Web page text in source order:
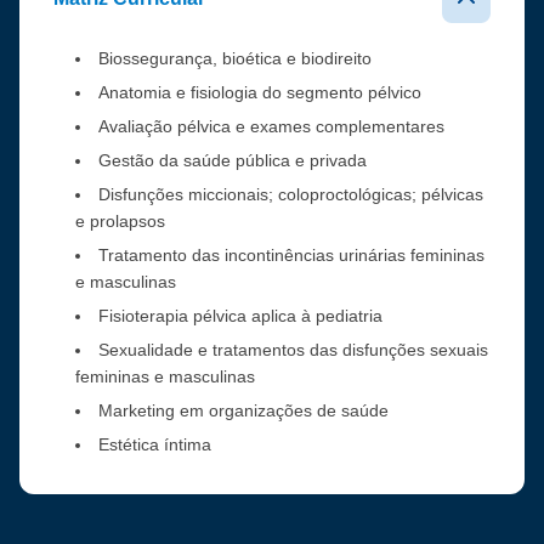
Biossegurança, bioética e biodireito
Anatomia e fisiologia do segmento pélvico
Avaliação pélvica e exames complementares
Gestão da saúde pública e privada
Disfunções miccionais; coloproctológicas; pélvicas
e prolapsos
Tratamento das incontinências urinárias femininas
e masculinas
Fisioterapia pélvica aplica à pediatria
Sexualidade e tratamentos das disfunções sexuais
femininas e masculinas
Marketing em organizações de saúde
Estética íntima